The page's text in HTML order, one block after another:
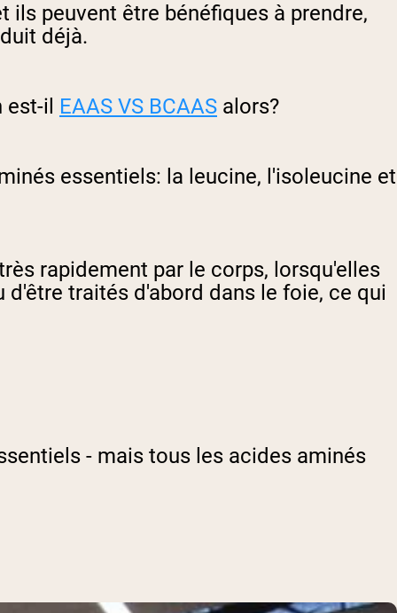
peuvent être bénéfiques à prendre,
déjà.
il EAAS VS BCAAS alors?
essentiels: la leucine, l'isoleucine et
rapidement par le corps, lorsqu'elles
traités d'abord dans le foie, ce qui
- mais tous les acides aminés